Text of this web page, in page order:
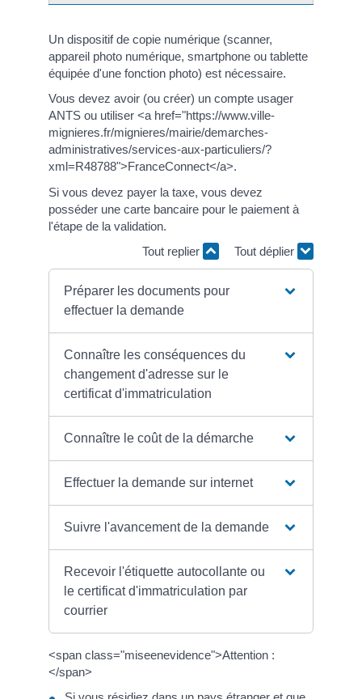
Un dispositif de copie numérique (scanner,
appareil photo numérique, smartphone ou tablette
équipée d'une fonction photo) est nécessaire.
Vous devez avoir (ou créer) un compte usager
ANTS ou utiliser <a href="https://www.ville-
mignieres.fr/mignieres/mairie/demarches-
administratives/services-aux-particuliers/?
xml=R48788">FranceConnect</a>.
Si vous devez payer la taxe, vous devez
posséder une carte bancaire pour le paiement à
l'étape de la validation.
Tout replier
Tout déplier
Préparer les documents pour
effectuer la demande
Connaître les conséquences du
changement d'adresse sur le
certificat d'immatriculation
Connaître le coût de la démarche
Effectuer la demande sur internet
Suivre l'avancement de la demande
Recevoir l'étiquette autocollante ou
le certificat d'immatriculation par
courrier
<span class="miseenevidence">Attention :
</span>